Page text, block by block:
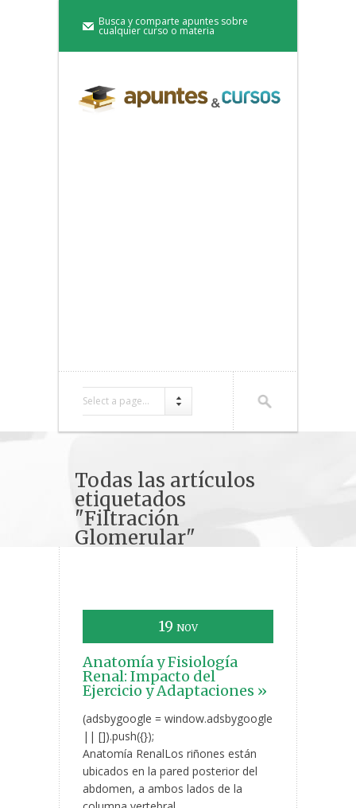
Busca y comparte apuntes sobre
cualquier curso o materia
Select a page...
Todas las artículos
etiquetados
"Filtración
Glomerular"
19 NOV
Anatomía y Fisiología
Renal: Impacto del
Ejercicio y Adaptaciones »
(adsbygoogle = window.adsbygoogle
|| []).push({});
Anatomía RenalLos riñones están
ubicados en la pared posterior del
abdomen, a ambos lados de la